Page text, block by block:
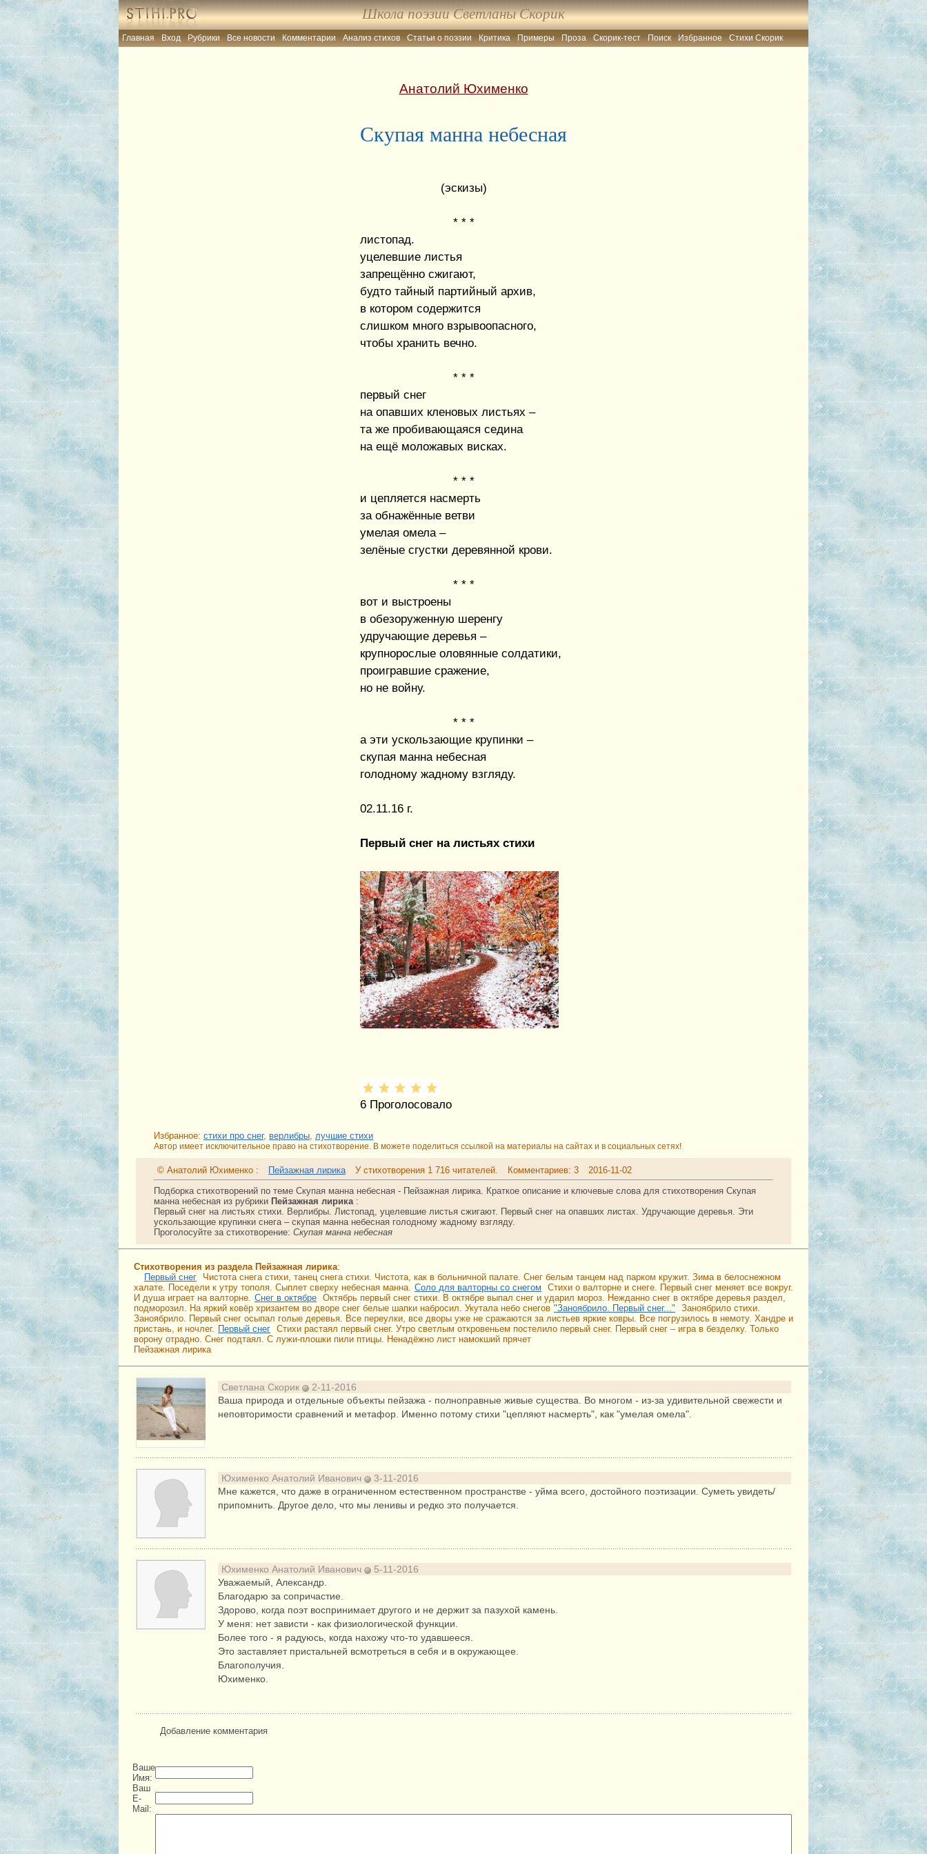
Школа поэзии Светланы Скорик
Главная Вход Рубрики Все новости Комментарии Анализ стихов Статьи о поэзии Критика Примеры Проза Скорик-тест Поиск Избранное Стихи Скорик
Анатолий Юхименко
Скупая манна небесная
(эскизы)
* * *
листопад.
уцелевшие листья
запрещённо сжигают,
будто тайный партийный архив,
в котором содержится
слишком много взрывоопасного,
чтобы хранить вечно.
* * *
первый снег
на опавших кленовых листьях –
та же пробивающаяся седина
на ещё моложавых висках.
* * *
и цепляется насмерть
за обнажённые ветви
умелая омела –
зелёные сгустки деревянной крови.
* * *
вот и выстроены
в обезоруженную шеренгу
удручающие деревья –
крупнорослые оловянные солдатики,
проигравшие сражение,
но не войну.
* * *
а эти ускользающие крупинки –
скупая манна небесная
голодному жадному взгляду.
02.11.16 г.
Первый снег на листьях стихи
6 Проголосовало
Избранное: стихи про снег, верлибры, лучшие стихи
Автор имеет исключительное право на стихотворение. В можете поделиться ссылкой на материалы на сайтах и в социальных сетях!
© Анатолий Юхименко : Пейзажная лирика У стихотворения 1 716 читателей. Комментариев: 3
2016-11-02
Подборка стихотворений по теме Скупая манна небесная - Пейзажная лирика. Краткое описание и ключевые слова для стихотворения Скупая
манна небесная из рубрики Пейзажная лирика :
Первый снег на листьях стихи. Верлибры. Листопад, уцелевшие листья сжигают. Первый снег на опавших листах. Удручающие деревья. Эти
ускользающие крупинки снега – скупая манна небесная голодному жадному взгляду.
Проголосуйте за стихотворение: Скупая манна небесная
Стихотворения из раздела Пейзажная лирика:
Первый снег
Чистота снега стихи, танец снега стихи. Чистота, как в больничной палате. Снег белым танцем над парком кружит. Зима в белоснежном
халате. Поседели к утру тополя. Сыплет сверху небесная манна. Соло для валторны со снегом
Стихи о валторне и снеге. Первый снег меняет все вокруг.
И душа играет на валторне. Снег в октябре Октябрь первый снег стихи. В октябре выпал снег и ударил мороз. Нежданно снег в октябре деревья раздел,
подморозил. На яркий ковёр хризантем во дворе снег белые шапки набросил. Укутала небо снегов "Заноябрило. Первый снег..."
Заноябрило стихи.
Заноябрило. Первый снег осыпал голые деревья. Все переулки, все дворы уже не сражаются за листьев яркие ковры. Все погрузилось в немоту. Хандре и
пристань, и ночлег. Первый снег Стихи растаял первый снег. Утро светлым откровеньем постелило первый снег. Первый снег – игра в безделку. Только
ворону отрадно. Снег подтаял. С лужи-плошки пили птицы. Ненадёжно лист намокший прячет
Пейзажная лирика
Светлана Скорик
2-11-2016
Ваша природа и отдельные объекты пейзажа - полноправные живые существа. Во многом - из-за удивительной свежести и
неповторимости сравнений и метафор. Именно потому стихи "цепляют насмерть", как "умелая омела".
Юхименко Анатолий Иванович
3-11-2016
Мне кажется, что даже в ограниченном естественном пространстве - уйма всего, достойного поэтизации. Суметь увидеть/
припомнить. Другое дело, что мы ленивы и редко это получается.
Юхименко Анатолий Иванович
5-11-2016
Уважаемый, Александр.
Благодарю за сопричастие.
Здорово, когда поэт воспринимает другого и не держит за пазухой камень.
У меня: нет зависти - как физиологической функции.
Более того - я радуюсь, когда нахожу что-то удавшееся.
Это заставляет пристальней всмотреться в себя и в окружающее.
Благополучия.
Юхименко.
Добавление комментария
Ваше
Имя:
Ваш
E-
Mail: